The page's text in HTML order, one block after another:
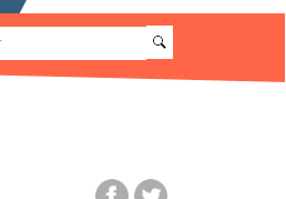
Recherche